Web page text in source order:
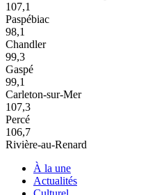
107,1
Paspébiac
98,1
Chandler
99,3
Gaspé
99,1
Carleton-sur-Mer
107,3
Percé
106,7
Rivière-au-Renard
À la une
Actualités